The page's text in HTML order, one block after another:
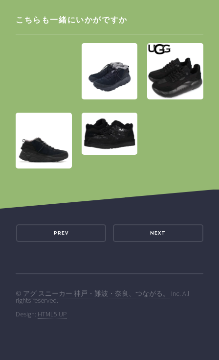
こちらも一緒にいかがですか
PREV NEXT
© アグ スニーカー 神戸・難波・奈良、つながる。 Inc. All
rights reserved.
Design: HTML5 UP